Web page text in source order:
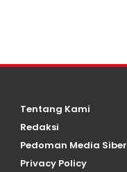
Tentang Kami
Redaksi
Pedoman Media Siber
Privacy Policy